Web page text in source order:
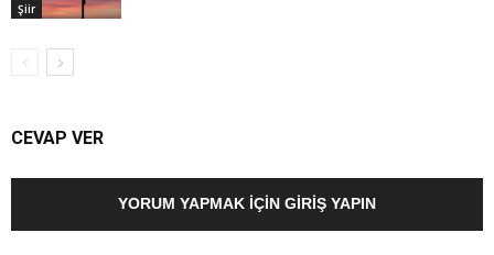
Şiir
CEVAP VER
YORUM YAPMAK İÇIN GIRIŞ YAPIN